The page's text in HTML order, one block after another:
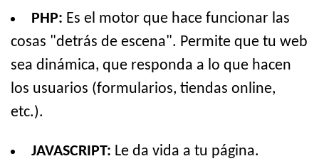
PHP: Es el motor que hace funcionar las
cosas "detrás de escena". Permite que tu web
sea dinámica, que responda a lo que hacen
los usuarios (formularios, tiendas online,
etc.).
JAVASCRIPT: Le da vida a tu página.